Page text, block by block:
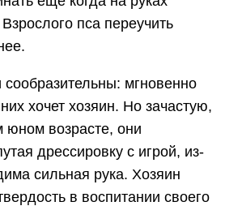
пса переучить
мгновенно
хочет хозяин. Но зачастую,
юном возрасте, они
дрессировку с игрой, из-
сильная рука. Хозяин
в воспитании своего